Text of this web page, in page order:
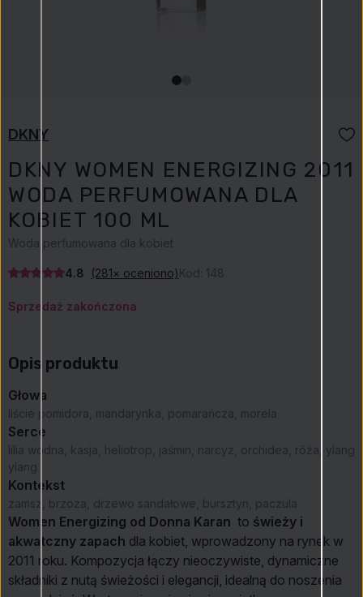
DKNY
DKNY WOMEN ENERGIZING 2011
WODA PERFUMOWANA DLA
KOBIET 100 ML
Woda perfumowana dla kobiet
4.8 (281× oceniono)Kod: 148
Sprzedaż zakończona
Opis produktu
Głowa
liście pomidora, mandarynka, pomarańcza, morela
Serce
lilia wodna, kasja, heliotrop, jaśmin, narcyz, orchidea, róża, ylang
ylang
Kontekst
zamsz, brzoza, drzewo sandałowe, bursztyn, paczula
Women Energizing od Donna Karan to świeży i
akwatczny zapach dla kobiet, wprowadzony na rynek w
2011 roku. Kompozycja łączy nieoczywiste, dynamiczne
składniki z nutą świeżości i elegancji, idealną do noszenia